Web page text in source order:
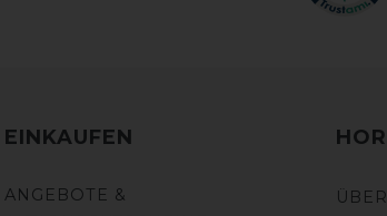
EINKAUFEN
ANGEBOTE &